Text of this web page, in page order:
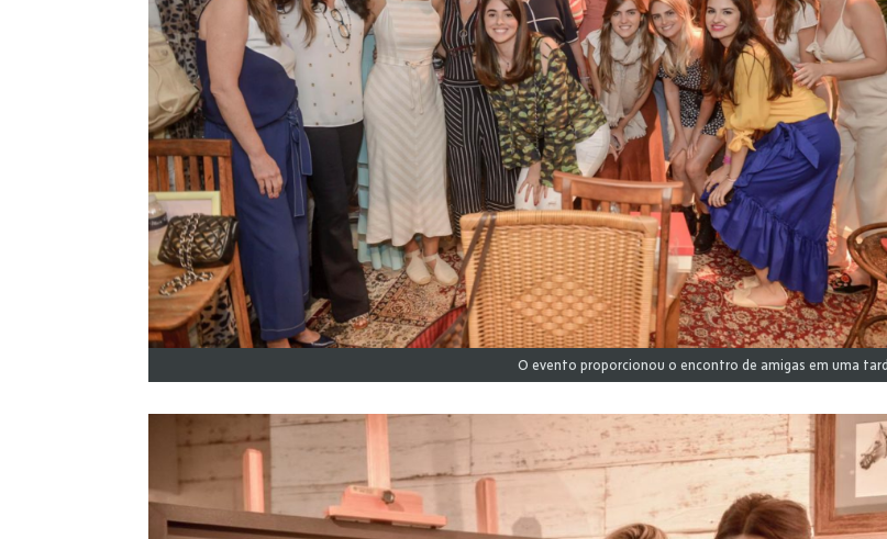
O evento proporcionou o encontro de amigas em uma